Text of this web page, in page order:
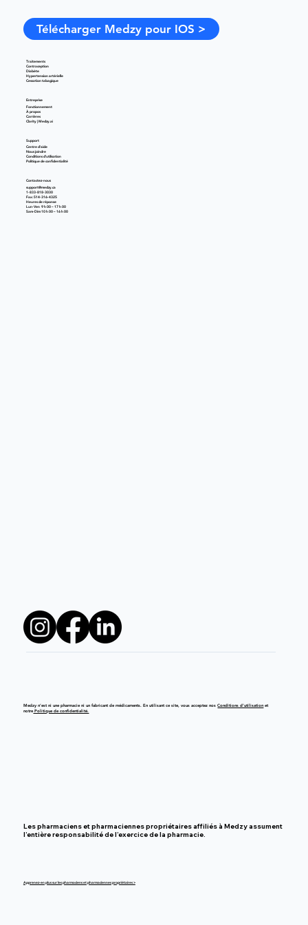
Apprenez-en plus sur les pharmaciens et pharmaciennes propriétaires >
Télécharger Medzy pour IOS >
Traitements
Contraception
Diabète
Hypertension artérielle
Cessation tabagique
Entreprise
Fonctionnement
À propos
Carrières
Clarity | Medzy.ai
Support
Centre d'aide
Nous joindre
Conditions d'utilisation
Politique de confidentialité
Contactez-nous
support@medzy.ca
1-833-818-3030
Fax: 514-316-4325
Heures de réponse
Lun-Ven 9 h 00 – 17 h 00
Sam-Dim 10 h 00 – 16 h 00
Les pharmaciens et pharmaciennes propriétaires affiliés à Medzy assument
l’entière responsabilité de l’exercice de la pharmacie.
Medzy n’est ni une pharmacie ni un fabricant de médicaments. En utilisant ce site, vous acceptez nosConditions d’utilisation et
notrePolitique de confidentialité.